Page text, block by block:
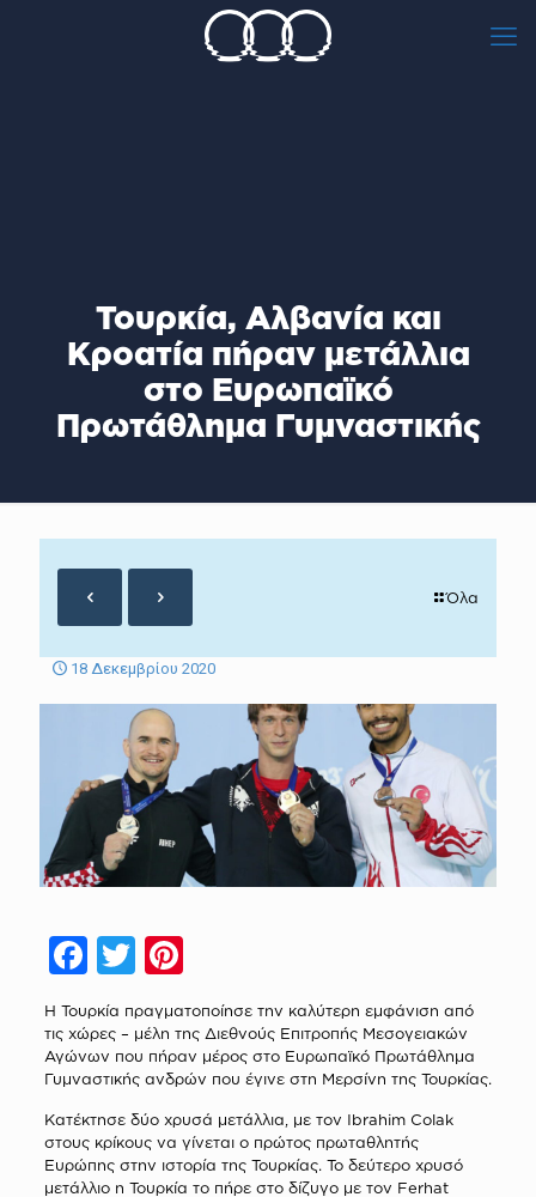
Toυρκία, Αλβανία και
Κροατία πήραν μετάλλια
στο Ευρωπαϊκό
Πρωτάθλημα Γυμναστικής
Όλα
18 Δεκεμβρίου 2020
Facebook
TwitterPinterest
Η Τουρκία πραγματοποίησε την καλύτερη εμφάνιση από
τις χώρες – μέλη της Διεθνούς Επιτροπής Μεσογειακών
Αγώνων που πήραν μέρος στο Ευρωπαϊκό Πρωτάθλημα
Γυμναστικής ανδρών που έγινε στη Μερσίνη της Τουρκίας.
Κατέκτησε δύο χρυσά μετάλλια, με τον Ibrahim Colak
στους κρίκους να γίνεται ο πρώτος πρωταθλητής
Ευρώπης στην ιστορία της Τουρκίας. Το δεύτερο χρυσό
μετάλλιο η Τουρκία το πήρε στο δίζυγο με τον Ferhat